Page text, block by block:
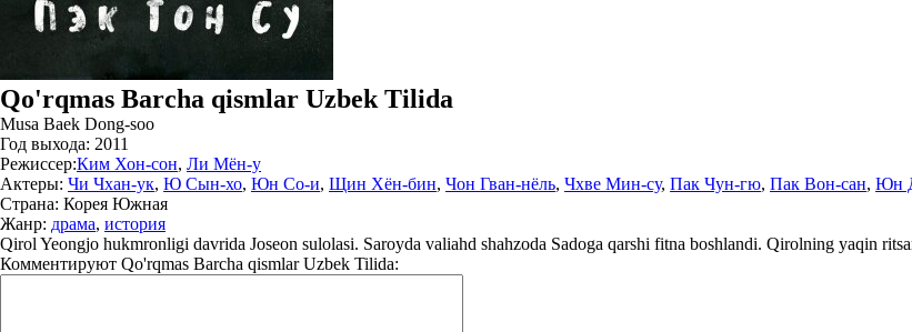
Qo'rqmas Barcha qismlar Uzbek Tilida
Musa Baek Dong-soo
Год выхода: 2011
Режиссер:Ким Хон-сон, Ли Мён-у
Актеры: Чи Чхан-ук, Ю Сын-хо, Юн Со-и, Щин Хён-бин, Чон Гван-нёль, Чхве Мин-су, Пак Чун-гю, Пак Вон-сан, Юн
Страна: Корея Южная
Жанр: драма, история
Qirol Yeongjo hukmronligi davrida Joseon sulolasi. Saroyda valiahd shahzoda Sadoga qarshi fitna boshlandi. Qirolning yaqin
Комментируют Qo'rqmas Barcha qismlar Uzbek Tilida: